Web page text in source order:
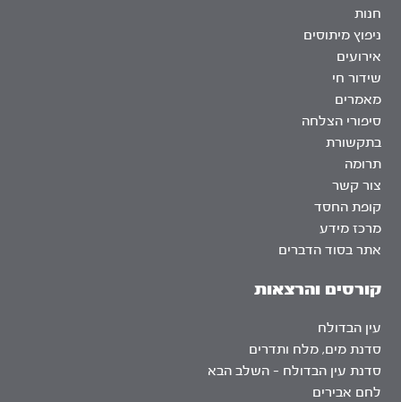
חנות
ניפוץ מיתוסים
אירועים
שידור חי
מאמרים
סיפורי הצלחה
בתקשורת
תרומה
צור קשר
קופת החסד
מרכז מידע
אתר בסוד הדברים
קורסים והרצאות
עין הבדולח
סדנת מים, מלח ותדרים
סדנת עין הבדולח – השלב הבא
לחם אבירים